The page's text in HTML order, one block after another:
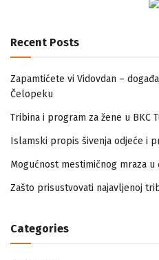
Recent Posts
Zapamtićete vi Vidovdan –
Čelopeku
Tribina i program za žene u BKC
Islamski propis šivenja odjeće i
Mogućnost mestimičnog mraza
Zašto prisustvovati najavljenoj
Categories